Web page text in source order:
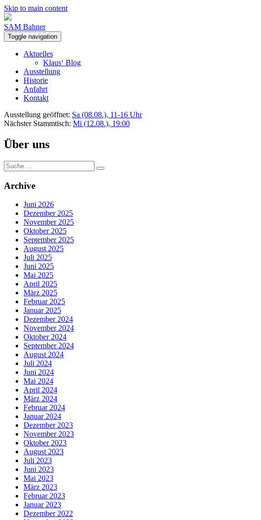
Skip to main content
SAM Bahner
Toggle navigation
Aktuelles
Klaus‘ Blog
Ausstellung
Historie
Anfahrt
Kontakt
Ausstellung geöffnet: Sa (08.08.), 11-16 Uhr
Nächster Stammtisch: Mi (12.08.), 19:00
Über uns
Suche
nach:
Archive
Juni 2026
Dezember 2025
November 2025
Oktober 2025
September 2025
August 2025
Juli 2025
Juni 2025
Mai 2025
April 2025
März 2025
Februar 2025
Januar 2025
Dezember 2024
November 2024
Oktober 2024
September 2024
August 2024
Juli 2024
Juni 2024
Mai 2024
April 2024
März 2024
Februar 2024
Januar 2024
Dezember 2023
November 2023
Oktober 2023
August 2023
Juli 2023
Juni 2023
Mai 2023
März 2023
Februar 2023
Januar 2023
Dezember 2022